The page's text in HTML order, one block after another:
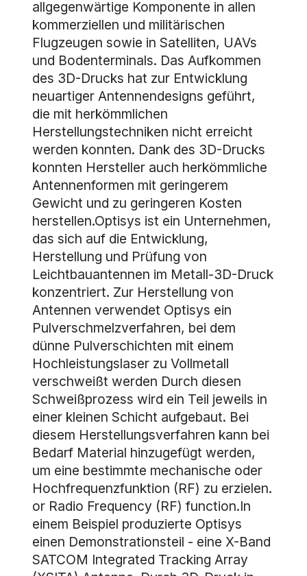
allgegenwärtige Komponente in allen
kommerziellen und militärischen
Flugzeugen sowie in Satelliten, UAVs
und Bodenterminals. Das Aufkommen
des 3D-Drucks hat zur Entwicklung
neuartiger Antennendesigns geführt,
die mit herkömmlichen
Herstellungstechniken nicht erreicht
werden konnten. Dank des 3D-Drucks
konnten Hersteller auch herkömmliche
Antennenformen mit geringerem
Gewicht und zu geringeren Kosten
herstellen.Optisys ist ein Unternehmen,
das sich auf die Entwicklung,
Herstellung und Prüfung von
Leichtbauantennen im Metall-3D-Druck
konzentriert. Zur Herstellung von
Antennen verwendet Optisys ein
Pulverschmelzverfahren, bei dem
dünne Pulverschichten mit einem
Hochleistungslaser zu Vollmetall
verschweißt werden Durch diesen
Schweißprozess wird ein Teil jeweils in
einer kleinen Schicht aufgebaut. Bei
diesem Herstellungsverfahren kann bei
Bedarf Material hinzugefügt werden,
um eine bestimmte mechanische oder
Hochfrequenzfunktion (RF) zu erzielen.
or Radio Frequency (RF) function.In
einem Beispiel produzierte Optisys
einen Demonstrationsteil - eine X-Band
SATCOM Integrated Tracking Array